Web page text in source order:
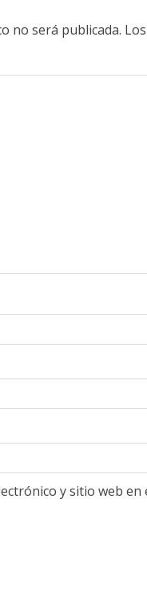
no será publicada.
y sitio web